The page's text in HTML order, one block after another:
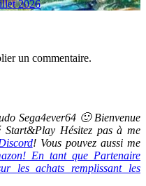
2026
un commentaire.
Sega4ever64 🙂 Bienvenue
Hésitez pas à me
! Vous pouvez aussi me
En tant que Partenaire
les achats remplissant les